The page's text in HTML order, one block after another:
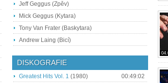
Jeff Geggus (Zpěv)
Mick Geggus (Kytara)
Tony Van Frater (Baskytara)
Andrew Laing (Bicí)
DISKOGRAFIE
Greatest Hits Vol. 1 (1980)
00:49:02